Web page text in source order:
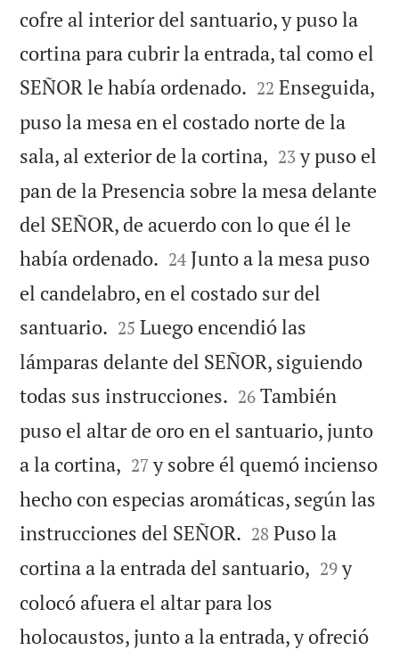
cofre al interior del santuario, y puso la
cortina para cubrir la entrada, tal como el
SEÑOR le había ordenado. 

22 Enseguida,
puso la mesa en el costado norte de la
sala, al exterior de la cortina, 

23 y puso el
pan de la Presencia sobre la mesa delante
del SEÑOR, de acuerdo con lo que él le
había ordenado. 

24 Junto a la mesa puso
el candelabro, en el costado sur del
santuario. 

25 Luego encendió las
lámparas delante del SEÑOR, siguiendo
todas sus instrucciones. 

26 También
puso el altar de oro en el santuario, junto
a la cortina, 

27 y sobre él quemó incienso
hecho con especias aromáticas, según las
instrucciones del SEÑOR. 

28 Puso la
cortina a la entrada del santuario, 

29 y
colocó afuera el altar para los
holocaustos, junto a la entrada, y ofreció